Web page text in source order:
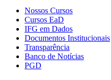
Nossos Cursos
Cursos EaD
IFG em Dados
Documentos Institucionais
Transparência
Banco de Notícias
PGD